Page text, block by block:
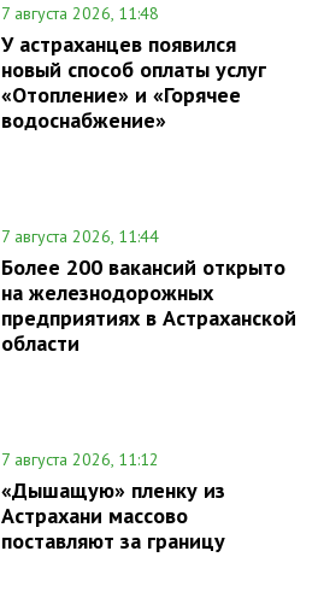
7 августа 2026, 11:48
У астраханцев появился
новый способ оплаты услуг
«Отопление» и «Горячее
водоснабжение»
7 августа 2026, 11:44
Более 200 вакансий открыто
на железнодорожных
предприятиях в Астраханской
области
7 августа 2026, 11:12
«Дышащую» пленку из
Астрахани массово
поставляют за границу